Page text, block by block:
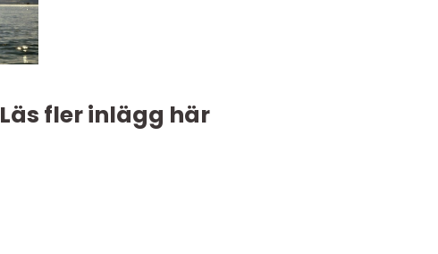
Läs fler inlägg här